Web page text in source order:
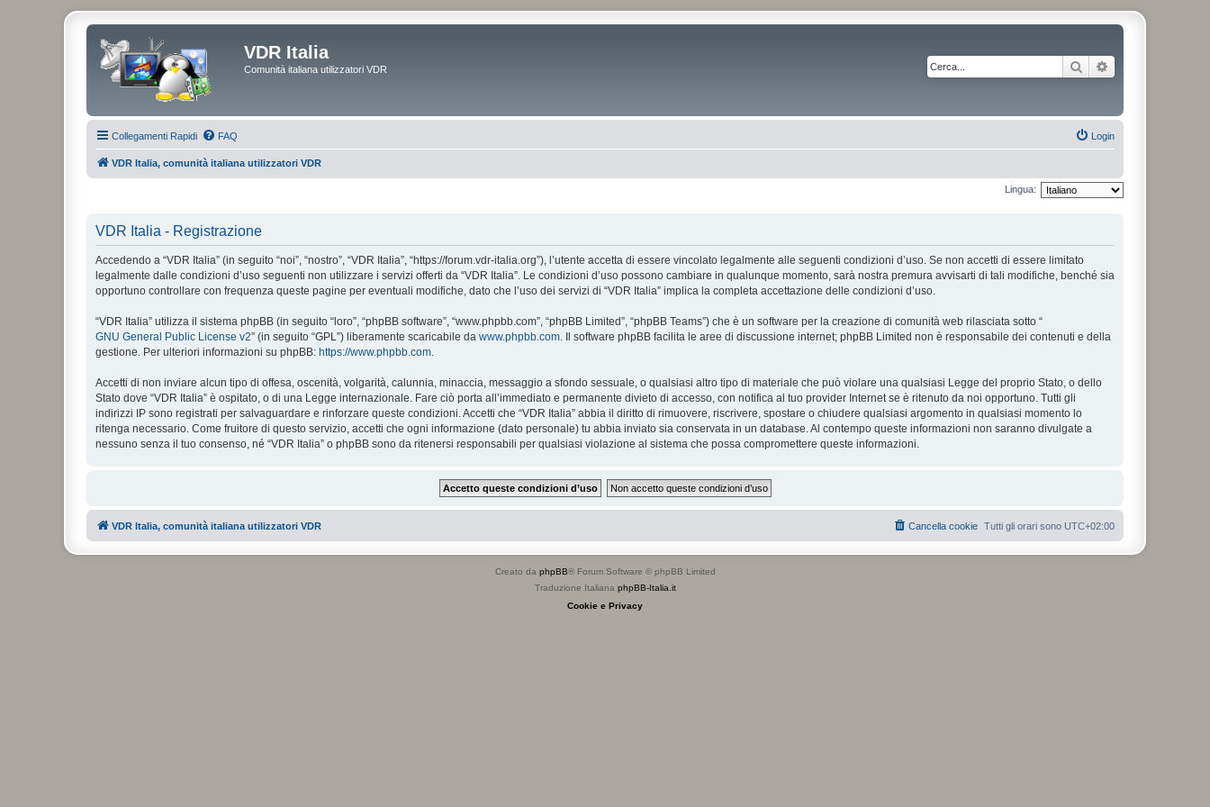
VDR Italia
Comunità italiana utilizzatori VDR Cerca
Collegamenti Rapidi FAQ Login
VDR Italia, comunità italiana utilizzatori VDR
Lingua:
VDR Italia - Registrazione
Accedendo a “VDR Italia” (in seguito “noi”, “nostro”, “VDR Italia”, “https://forum.vdr-italia.org”), l’utente accetta di essere vincolato legalmente alle seguenti condizioni d’uso. Se non accetti di essere limitato
legalmente dalle condizioni d’uso seguenti non utilizzare i servizi offerti da “VDR Italia”. Le condizioni d’uso possono cambiare in qualunque momento, sarà nostra premura avvisarti di tali modifiche, benché sia
opportuno controllare con frequenza queste pagine per eventuali modifiche, dato che l’uso dei servizi di “VDR Italia” implica la completa accettazione delle condizioni d’uso.
“VDR Italia” utilizza il sistema phpBB (in seguito “loro”, “phpBB software”, “www.phpbb.com”, “phpBB Limited”, “phpBB Teams”) che è un software per la creazione di comunità web rilasciata sotto “
GNU General Public License v2” (in seguito “GPL”) liberamente scaricabile da www.phpbb.com . Il software phpBB facilita le aree di discussione internet; phpBB Limited non è responsabile dei contenuti e della
gestione. Per ulteriori informazioni su phpBB: https://www.phpbb.com
Accetti di non inviare alcun tipo di offesa, oscenità, volgarità, calunnia, minaccia, messaggio a sfondo sessuale, o qualsiasi altro tipo di materiale che può violare una qualsiasi Legge del proprio Stato, o dello
Stato dove “VDR Italia” è ospitato, o di una Legge internazionale. Fare ciò porta all’immediato e permanente divieto di accesso, con notifica al tuo provider Internet se è ritenuto da noi opportuno. Tutti gli
indirizzi IP sono registrati per salvaguardare e rinforzare queste condizioni. Accetti che “VDR Italia” abbia il diritto di rimuovere, riscrivere, spostare o chiudere qualsiasi argomento in qualsiasi momento lo
ritenga necessario. Come fruitore di questo servizio, accetti che ogni informazione (dato personale) tu abbia inviato sia conservata in un database. Al contempo queste informazioni non saranno divulgate a
nessuno senza il tuo consenso, né “VDR Italia” o phpBB sono da ritenersi responsabili per qualsiasi violazione al sistema che possa compromettere queste informazioni.
VDR Italia, comunità italiana utilizzatori VDR Tutti gli orari sono UTC+02:00
Cancella cookie
Creato da phpBB® Forum Software © phpBB Limited
Traduzione Italiana phpBB-Italia.it
Cookie e Privacy